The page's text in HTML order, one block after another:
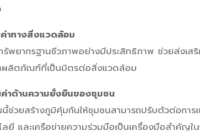
าทางสิ่งแวดล้อม
รัพยากรฐานชีวภาพอย่างมีประสิทธิภาพ ช่วยส่งเ
ลิตภัณฑ์ที่เป็นมิตรต่อสิ่งแวดล้อม
าด้านความยั่งยืนของชุมชน
ช่วยสร้างภูมิคุ้มกันให้ชุมชนสามารถปรับตัวต่อกา
ลยี และเครือข่ายความร่วมมือเป็นเครื่องมือสำคัญใ